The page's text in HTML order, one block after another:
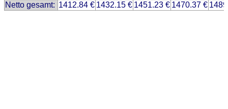
Netto gesamt: 1412.84 € 1432.15 € 1451.23 € 1470.37 €